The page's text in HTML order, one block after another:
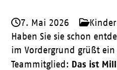
7. Mai 2026
Kinder
Haben Sie sie schon
im Vordergrund grüßt ein
Teammitglied: Das ist